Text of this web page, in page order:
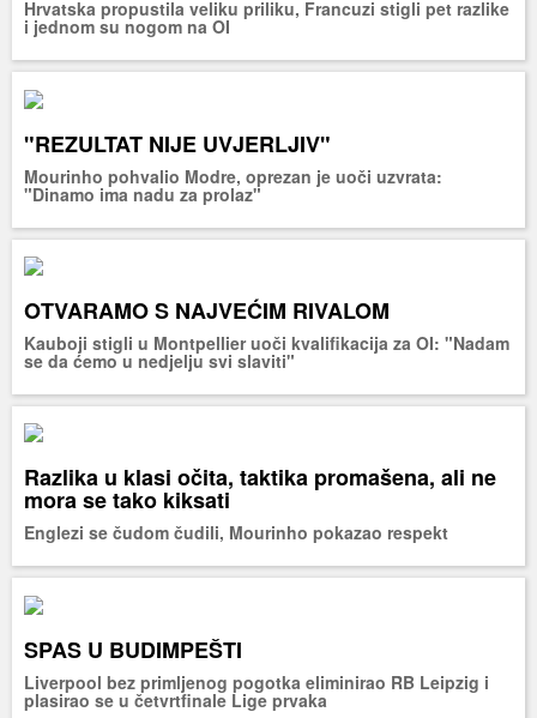
Hrvatska propustila veliku priliku, Francuzi stigli pet razlike
i jednom su nogom na OI
"REZULTAT NIJE UVJERLJIV"
Mourinho pohvalio Modre, oprezan je uoči uzvrata:
"Dinamo ima nadu za prolaz"
OTVARAMO S NAJVEĆIM RIVALOM
Kauboji stigli u Montpellier uoči kvalifikacija za OI: "Nadam
se da ćemo u nedjelju svi slaviti"
Razlika u klasi očita, taktika promašena, ali ne
mora se tako kiksati
Englezi se čudom čudili, Mourinho pokazao respekt
SPAS U BUDIMPEŠTI
Liverpool bez primljenog pogotka eliminirao RB Leipzig i
plasirao se u četvrtfinale Lige prvaka